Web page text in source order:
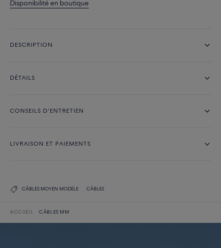
Disponibilité en boutique
DESCRIPTION
DÉTAILS
CONSEILS D'ENTRETIEN
LIVRAISON ET PAIEMENTS
CÂBLES MOYEN MODÈLE CÂBLES
ACCUEIL CÂBLES MM